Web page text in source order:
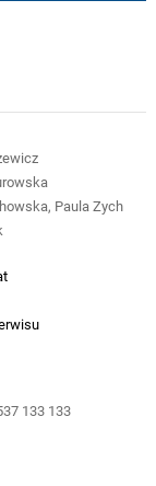
133 133
Paula Zych